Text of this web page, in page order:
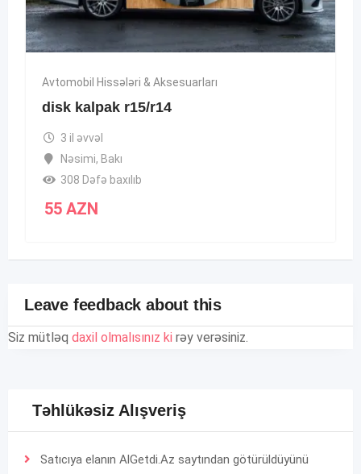
Avtomobil Hissələri & Aksesuarları
disk kalpak r15/r14
3 il əvvəl
Nəsimi, Bakı
308 Dəfə baxılıb
55 AZN
Leave feedback about this
Siz mütləq daxil olmalısınız ki rəy verəsiniz.
Təhlükəsiz Alışveriş
Satıcıya elanın AlGetdi.Az saytından götürüldüyünü